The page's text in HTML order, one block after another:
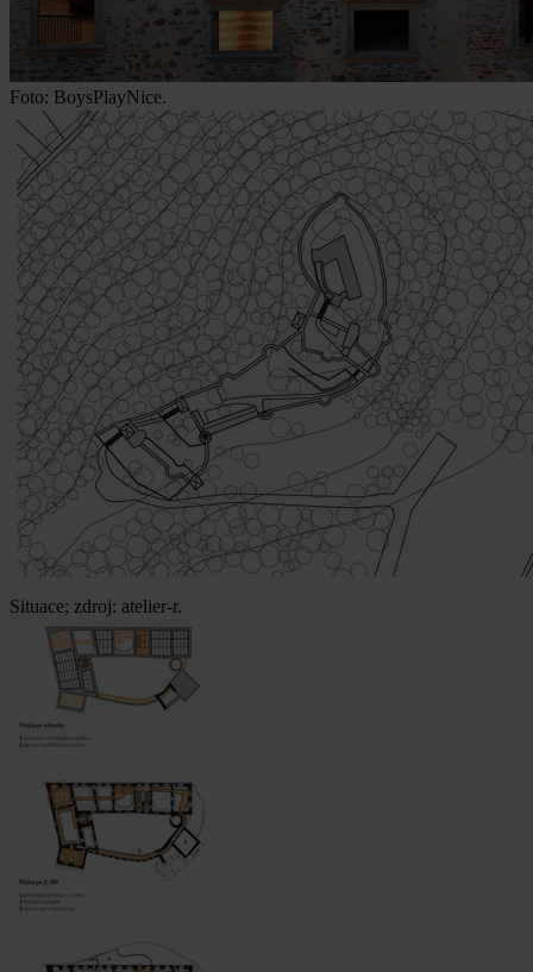
Foto: BoysPlayNice.
Situace; zdroj: atelier-r.